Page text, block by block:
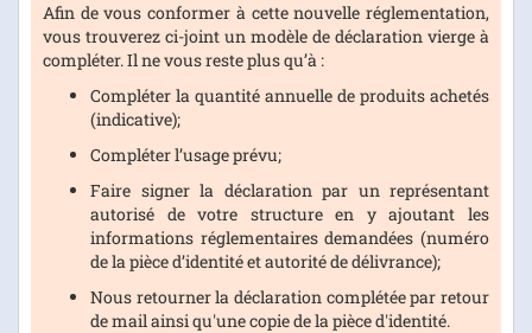
Afin de vous conformer à cette nouvelle réglementation,
vous trouverez ci-joint un modèle de déclaration vierge à
compléter. Il ne vous reste plus qu’à :
Compléter la quantité annuelle de produits achetés
(indicative);
Compléter l’usage prévu;
Faire signer la déclaration par un représentant
autorisé de votre structure en y ajoutant les
informations réglementaires demandées (numéro
de la pièce d’identité et autorité de délivrance);
Nous retourner la déclaration complétée par retour
de mail ainsi qu'une copie de la pièce d'identité.